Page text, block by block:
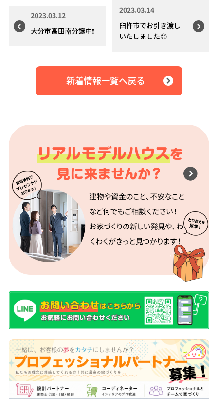
2023.03.12
大分市高田南分譲中❗️
2023.03.14
臼杵市でお引き渡し
いたしました😊
新着情報一覧へ戻る